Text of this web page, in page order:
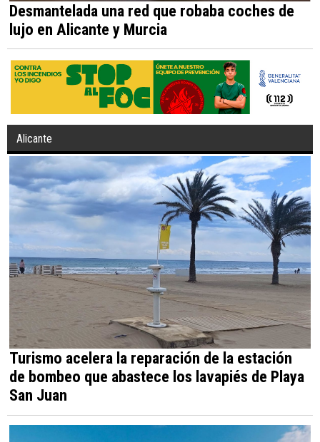
Desmantelada una red que robaba coches de
lujo en Alicante y Murcia
Alicante
Turismo acelera la reparación de la estación
de bombeo que abastece los lavapiés de Playa
San Juan